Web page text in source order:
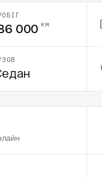
000 км